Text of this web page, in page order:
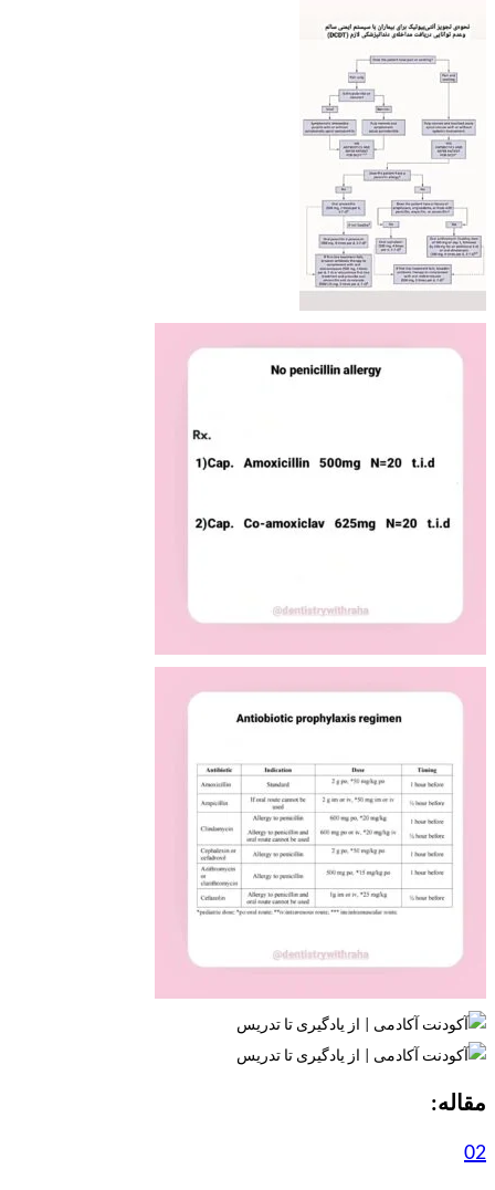
مقاله:
02